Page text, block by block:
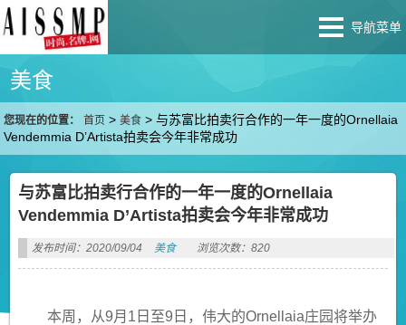
导航菜单
美食
您现在的位置： 首页 >美食 >与苏富比拍卖行合作的一年一度的Ornellaia
Vendemmia D’Artista拍卖会今年非常成功
与苏富比拍卖行合作的一年一度的Ornellaia
Vendemmia D’Artista拍卖会今年非常成功
发布时间：2020/09/04 美食 浏览次数：820
本周，从9月1日至9日，伟大的Ornellaia庄园将举办